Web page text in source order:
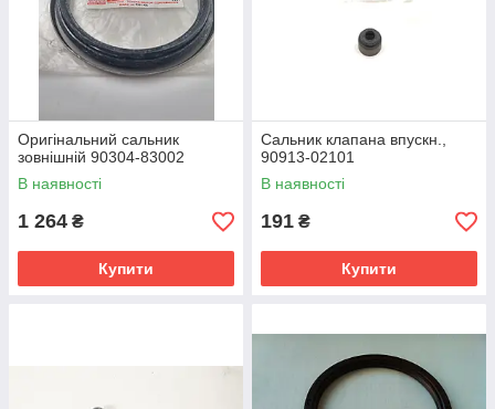
Оригінальний сальник
зовнішній 90304-83002
В наявності
1 264 ₴
Купити
Сальник клапана впускн.,
90913-02101
В наявності
191 ₴
Купити